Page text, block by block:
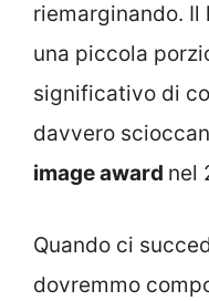
riemarginando.
una piccola
significativo di
davvero
image award nel
Quando ci
dovremmo